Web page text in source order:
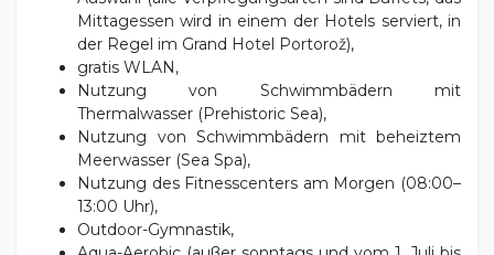
der Regel im Grand Hotel Portorož),
gratis WLAN,
Nutzung von Schwimmbädern mit
Thermalwasser (Prehistoric Sea),
Nutzung von Schwimmbädern mit beheiztem
Meerwasser (Sea Spa),
Nutzung des Fitnesscenters am Morgen (08:00–
13:00 Uhr),
Outdoor-Gymnastik,
Aqua-Aerobic (außer sonntags und vom 1. Juli bis
31. August),